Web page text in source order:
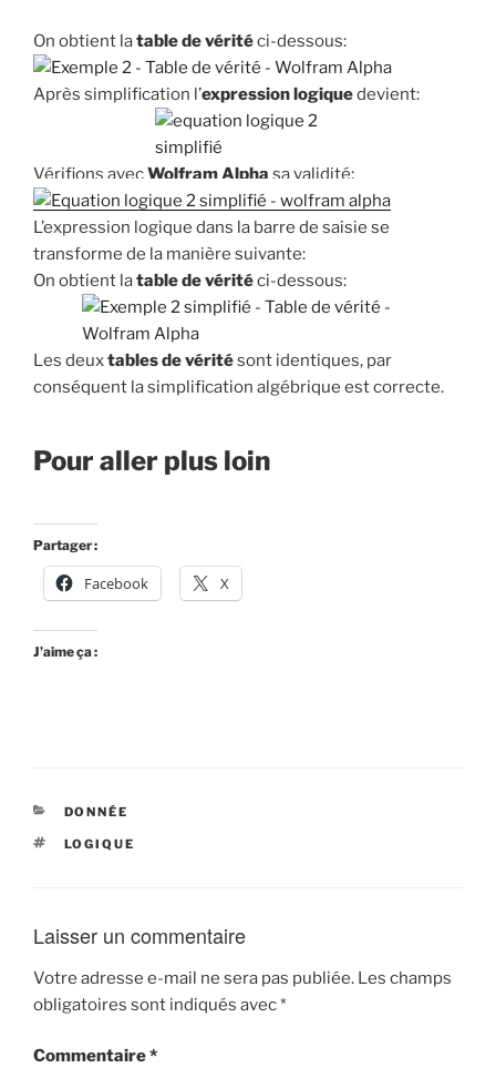
On obtient latablede véritéci-dessous:
Après simplification l’expression logiquedevient:
Vérifions avecWolfram Alpha sa validité:
L’expression logique dans la barre de saisie se
transforme de la manière suivante:
On obtient latablede véritéci-dessous:
Les deuxtables de véritésont identiques, par
conséquent la simplification algébrique est correcte.
Pour aller plus loin
Partager :
Facebook X
J’aime ça :
CATÉGORIES
DONNÉE
ÉTIQUETTES
LOGIQUE
Laisser un commentaire
Votre adresse e-mail ne sera pas publiée. Les champs
obligatoires sont indiqués avec*
Commentaire*